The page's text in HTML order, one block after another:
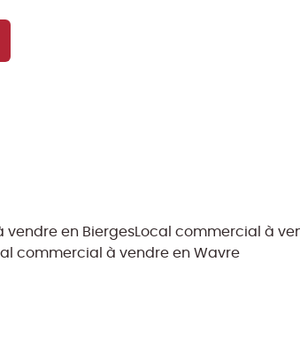
vendre en BiergesLocal commercial à
commercial à vendre en Wavre